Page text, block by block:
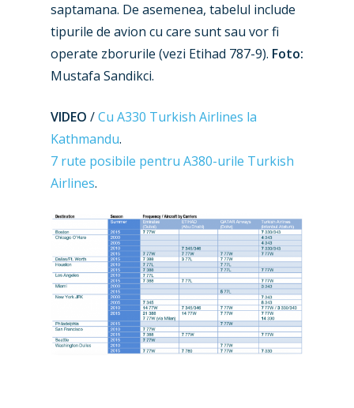
saptamana. De asemenea, tabelul include
tipurile de avion cu care sunt sau vor fi
operate zborurile (vezi Etihad 787-9). Foto:
Mustafa Sandikci.
VIDEO /Cu A330 Turkish Airlines la
Kathmandu.
7 rute posibile pentru A380-urile Turkish
Airlines.
Paris 2023
Marketplace
Jobs